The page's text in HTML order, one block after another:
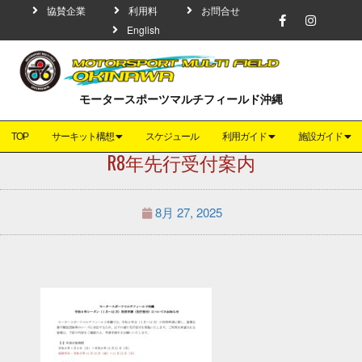
協賛企業 利用料
お問合せ
English
モータースポーツマルチフィールド沖縄
TOP サーキット構想 スケジュール 利用ガイド 施設ガイド
R8年先行受付案内
8月 27, 2025